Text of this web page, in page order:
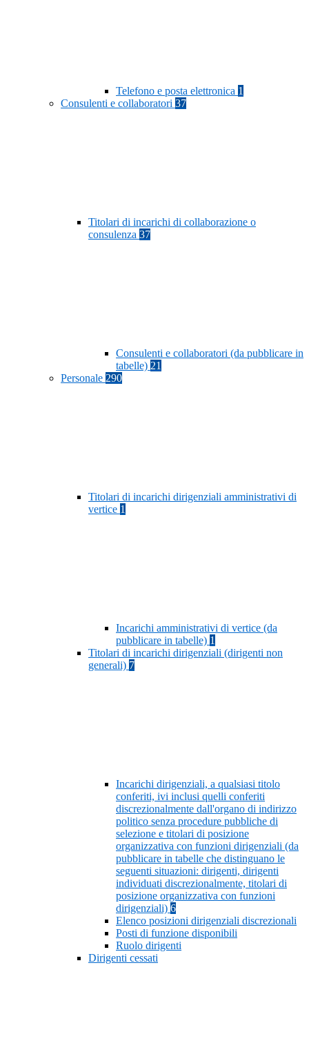
Telefono e posta elettronica 1
Consulenti e collaboratori 37
Titolari di incarichi di collaborazione o
consulenza 37
Consulenti e collaboratori (da pubblicare in
tabelle) 21
Personale 290
Titolari di incarichi dirigenziali amministrativi di
vertice 1
Incarichi amministrativi di vertice (da
pubblicare in tabelle) 1
Titolari di incarichi dirigenziali (dirigenti non
generali) 7
Incarichi dirigenziali, a qualsiasi titolo
conferiti, ivi inclusi quelli conferiti
discrezionalmente dall'organo di indirizzo
politico senza procedure pubbliche di
selezione e titolari di posizione
organizzativa con funzioni dirigenziali (da
pubblicare in tabelle che distinguano le
seguenti situazioni: dirigenti, dirigenti
individuati discrezionalmente, titolari di
posizione organizzativa con funzioni
dirigenziali) 6
Elenco posizioni dirigenziali discrezionali
Posti di funzione disponibili
Ruolo dirigenti
Dirigenti cessati